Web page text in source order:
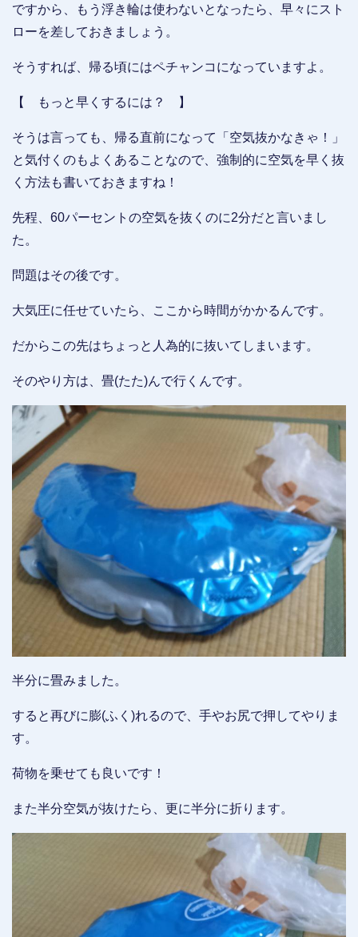
ですから、もう浮き輪は使わないとなったら、早々にスト
ローを差しておきましょう。
そうすれば、帰る頃にはペチャンコになっていますよ。
【 もっと早くするには？ 】
そうは言っても、帰る直前になって「空気抜かなきゃ！」
と気付くのもよくあることなので、強制的に空気を早く抜
く方法も書いておきますね！
先程、60パーセントの空気を抜くのに2分だと言いまし
た。
問題はその後です。
大気圧に任せていたら、ここから時間がかかるんです。
だからこの先はちょっと人為的に抜いてしまいます。
そのやり方は、畳(たた)んで行くんです。
半分に畳みました。
すると再びに膨(ふく)れるので、手やお尻で押してやりま
す。
荷物を乗せても良いです！
また半分空気が抜けたら、更に半分に折ります。